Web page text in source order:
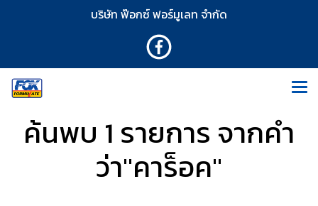
บริษัท ฟ๊อกซ์ ฟอร์มูเลท จำกัด
ค้นพบ 1 รายการ จากคำ
ว่า"คาร็อค"